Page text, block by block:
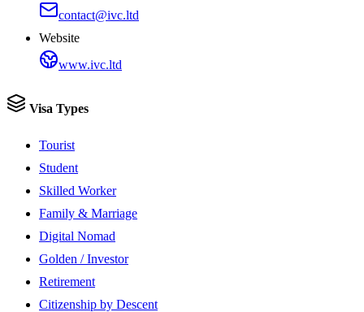
contact@ivc.ltd
Website
www.ivc.ltd
Visa Types
Tourist
Student
Skilled Worker
Family & Marriage
Digital Nomad
Golden / Investor
Retirement
Citizenship by Descent